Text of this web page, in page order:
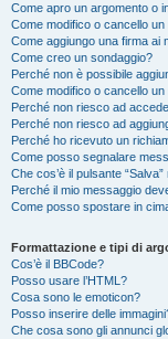
Come apro un argomento o
Come modifico o cancello
Come aggiungo una firma ai
Come creo un sondaggio?
Perché non è possibile
Come modifico o cancello un
Perché non riesco ad
Perché non riesco ad
Perché ho ricevuto un
Come posso segnalare
Che cos’è il pulsante
Perché il mio messaggio
Come posso spostare in
Formattazione e tipi di
Cos’è il BBCode?
Posso usare l’HTML?
Cosa sono le emoticon?
Posso inserire delle
Che cosa sono gli annunci